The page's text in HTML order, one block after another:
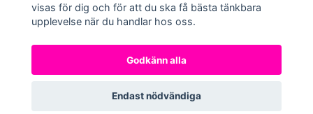
© 2026 Nybryggt
visas för dig och för att du ska få bästa tänkbara
upplevelse när du handlar hos oss.
Godkänn alla
Endast nödvändiga